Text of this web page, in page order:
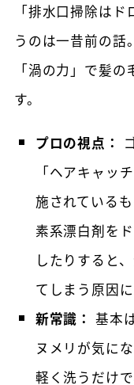
「排水口掃除は
うのは一昔前の話
「渦の力」で髪
す。
プロの視点：
「ヘアキャッ
施されている
素系漂白剤を
したりすると
てしまう原因に
新常識： 基本
ヌメリが気に
軽く洗うだけ